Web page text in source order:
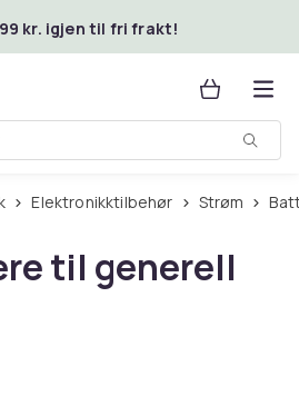
kr. igjen til fri frakt!
Elektronikktilbehør Strøm
til generell